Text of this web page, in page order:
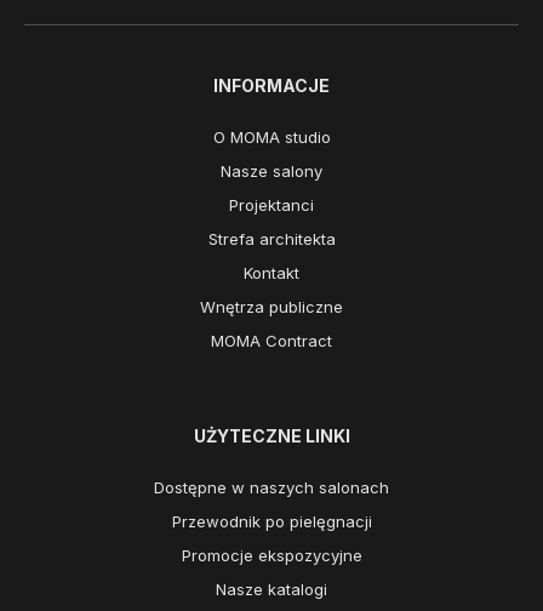
INFORMACJE
O MOMA studio
Nasze salony
Projektanci
Strefa architekta
Kontakt
Wnętrza publiczne
MOMA Contract
UŻYTECZNE LINKI
Dostępne w naszych salonach
Przewodnik po pielęgnacji
Promocje ekspozycyjne
Nasze katalogi